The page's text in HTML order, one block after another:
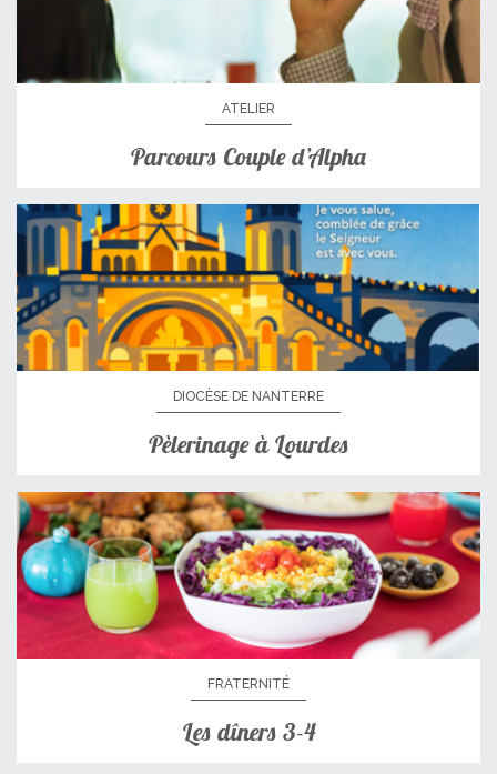
ATELIER
Parcours Couple d’Alpha
DIOCÈSE DE NANTERRE
Pèlerinage à Lourdes
FRATERNITÉ
Les dîners 3-4